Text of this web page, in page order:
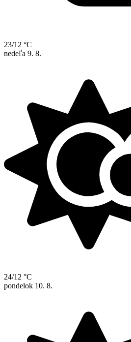
23/12 °C
nedeľa 9. 8.
24/12 °C
pondelok 10. 8.